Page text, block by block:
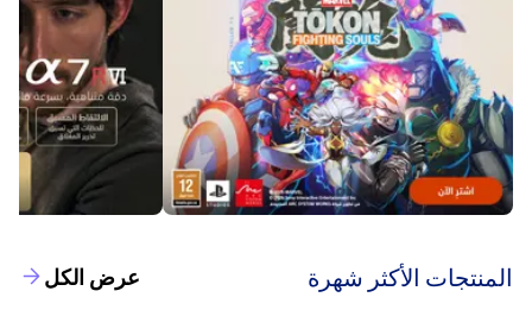
‫المنتجات الأكثر شهرة‬ عرض الكل